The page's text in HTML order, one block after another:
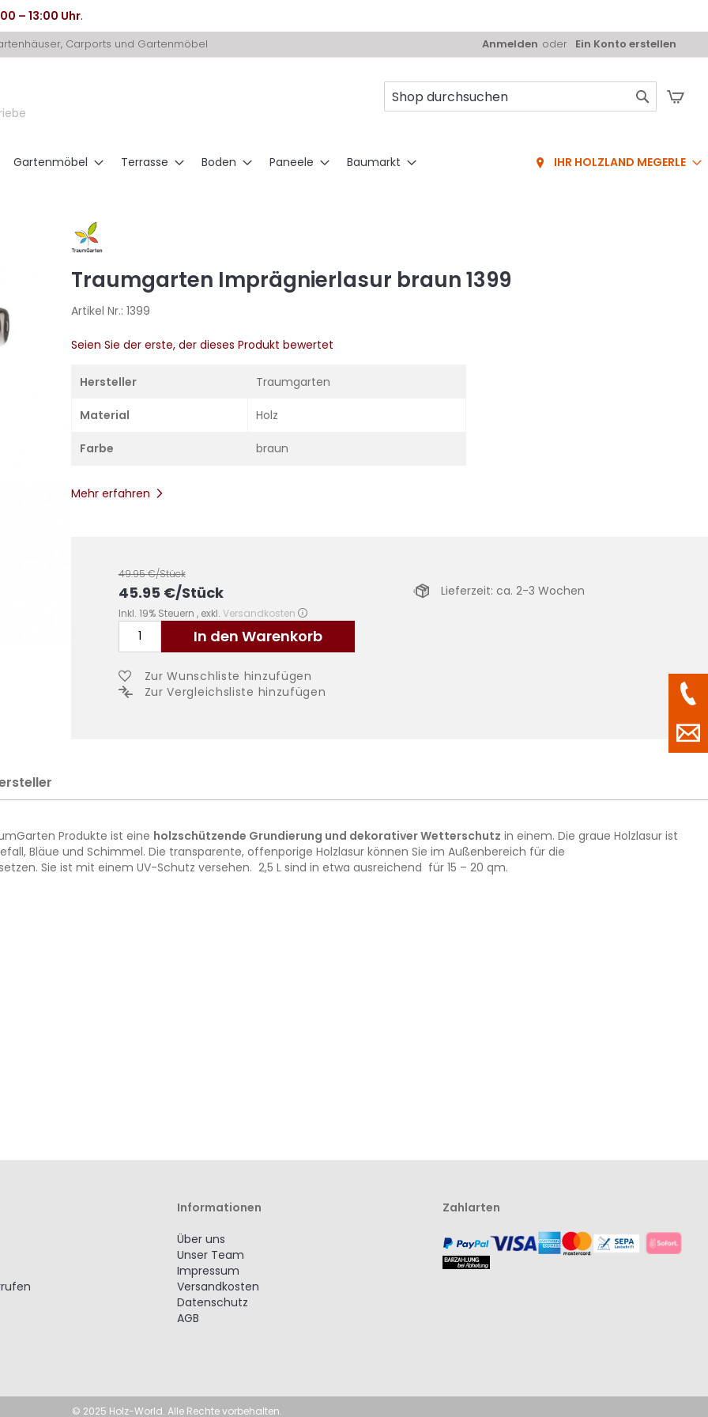
– 13:00 Uhr.
Carports und Gartenmöbel Anmelden Ein Konto erstellen
Gartenmöbel Terrasse Boden Paneele Baumarkt IHR HOLZLAND MEGERLE
Traumgarten Imprägnierlasur braun 1399
Artikel Nr.: 1399
Seien Sie der erste, der dieses Produkt bewertet
Hersteller Traumgarten
Material Holz
Farbe braun
Mehr erfahren
49.95€/Stück
45.95 €/Stück
Inkl. 19% Steuern , exkl. Versandkosten
In den Warenkorb
Lieferzeit: ca. 2-3 Wochen
Zur Wunschliste hinzufügen
Zur Vergleichsliste hinzufügen
Produkte ist eine holzschützende Grundierung und dekorativer Wetterschutz in einem. Die graue Holzlasur ist
Bläue und Schimmel. Die transparente, offenporige Holzlasur können Sie im Außenbereich für die
Sie ist mit einem UV-Schutz versehen. 2,5 L sind in etwa ausreichend für 15 – 20 qm.
Informationen
Über uns
Unser Team
Impressum
Versandkosten
Datenschutz
AGB
Zahlarten
© 2025 Holz-World. Alle Rechte vorbehalten.